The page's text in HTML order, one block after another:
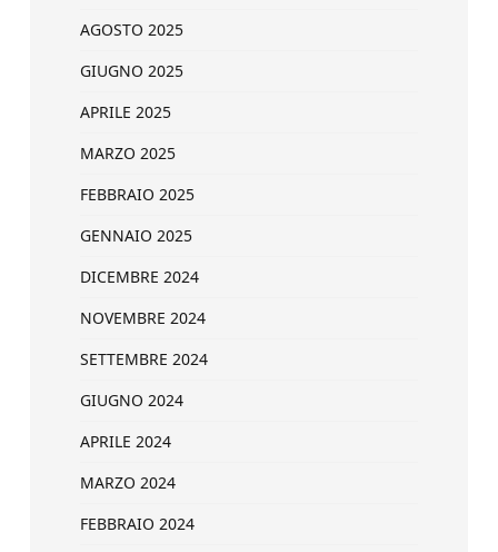
AGOSTO 2025
GIUGNO 2025
APRILE 2025
MARZO 2025
FEBBRAIO 2025
GENNAIO 2025
DICEMBRE 2024
NOVEMBRE 2024
SETTEMBRE 2024
GIUGNO 2024
APRILE 2024
MARZO 2024
FEBBRAIO 2024